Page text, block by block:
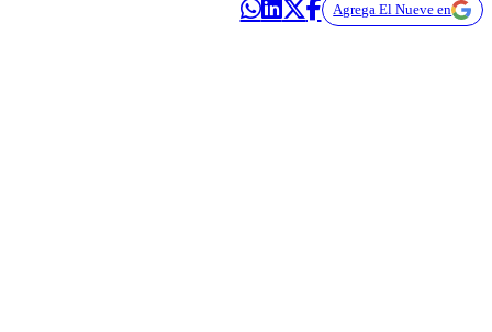
Agrega El Nueve en